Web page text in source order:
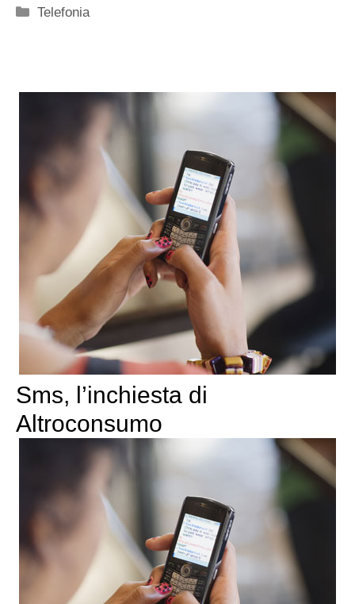
Categorie
Telefonia
Sms, l’inchiesta di
Altroconsumo